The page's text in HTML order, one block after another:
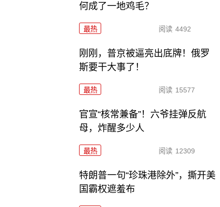
何成了一地鸡毛？
最热 阅读 4492
刚刚，普京被逼亮出底牌！俄罗
斯要干大事了！
最热 阅读 15577
官宣“核常兼备”！六爷挂弹反航
母，炸醒多少人
最热 阅读 12309
特朗普一句“珍珠港除外”，撕开美
国霸权遮羞布